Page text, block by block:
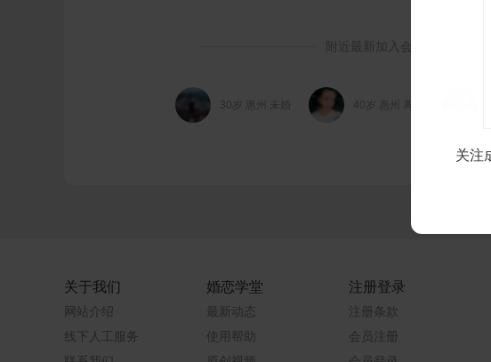
附近最新加入会员
30岁 惠州 未婚 40岁 惠州 离异
关于我们
网站介绍
线下人工服务
婚恋学堂
最新动态
使用帮助
注册登录
注册条款
会员注册
关注